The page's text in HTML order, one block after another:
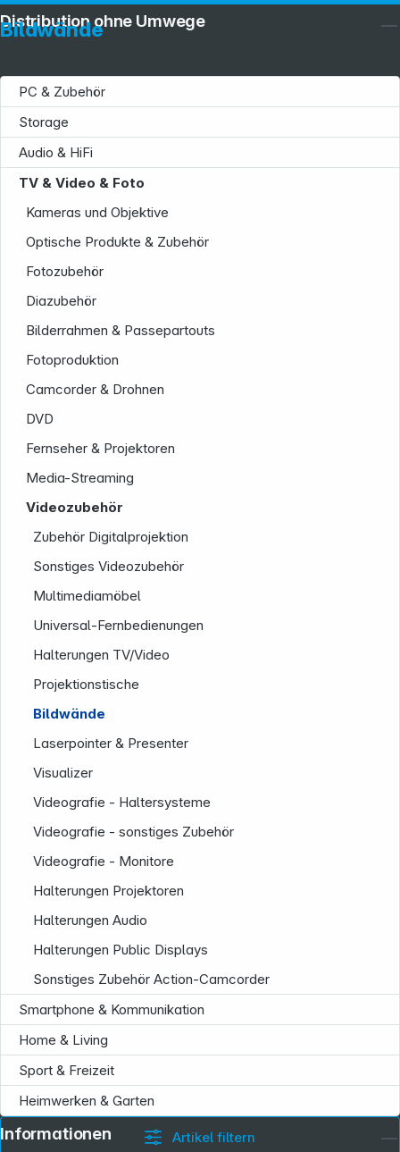
Bildwände
PC & Zubehör
Storage
Audio & HiFi
TV & Video & Foto
Kameras und Objektive
Optische Produkte & Zubehör
Fotozubehör
Diazubehör
Bilderrahmen & Passepartouts
Fotoproduktion
Camcorder & Drohnen
DVD
Fernseher & Projektoren
Media-Streaming
Videozubehör
Zubehör Digitalprojektion
Sonstiges Videozubehör
Multimediamöbel
Universal-Fernbedienungen
Halterungen TV/Video
Projektionstische
Bildwände
Laserpointer & Presenter
Visualizer
Videografie - Haltersysteme
Videografie - sonstiges Zubehör
Videografie - Monitore
Halterungen Projektoren
Halterungen Audio
Halterungen Public Displays
Sonstiges Zubehör Action-Camcorder
Smartphone & Kommunikation
Home & Living
Sport & Freizeit
Heimwerken & Garten
Artikel filtern
Distribution ohne Umwege
Service
Informationen